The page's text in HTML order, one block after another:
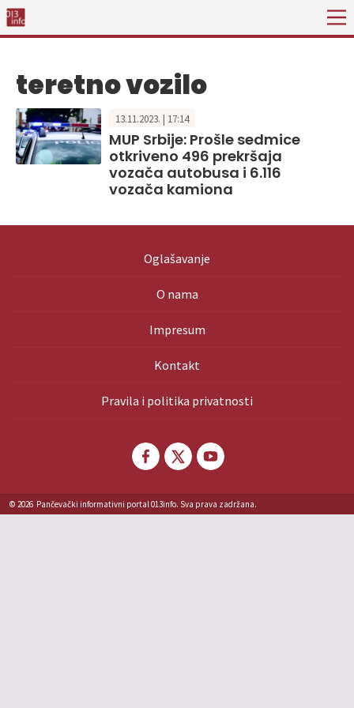
teretno vozilo
13.11.2023. | 17:14
MUP Srbije: Prošle sedmice
otkriveno 496 prekršaja
vozača autobusa i 6.116
vozača kamiona
Oglašavanje
O nama
Impresum
Kontakt
Pravila i politika privatnosti
© 2026 Pančevački informativni portal 013info. Sva prava zadržana.